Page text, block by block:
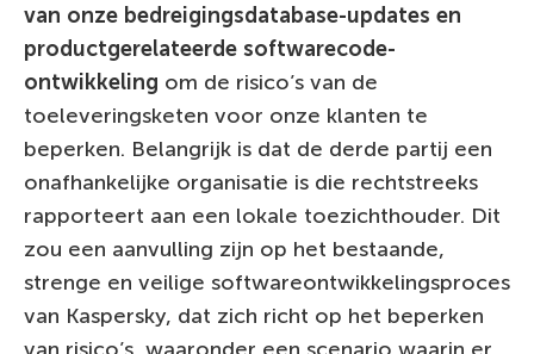
van onze bedreigingsdatabase-updates en
productgerelateerde softwarecode-
ontwikkeling om de risico’s van de
toeleveringsketen voor onze klanten te
beperken. Belangrijk is dat de derde partij een
onafhankelijke organisatie is die rechtstreeks
rapporteert aan een lokale toezichthouder. Dit
zou een aanvulling zijn op het bestaande,
strenge en veilige softwareontwikkelingsproces
van Kaspersky, dat zich richt op het beperken
van risico’s, waaronder een scenario waarin er